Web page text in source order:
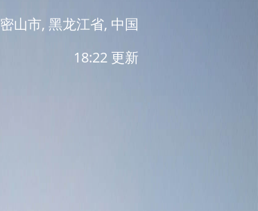
密山市, 黑龙江省, 中国
18:22 更新